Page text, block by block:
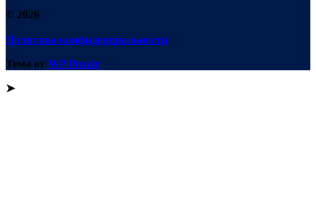
© 2026
Политика конфиденциальности
Тема от WP Puzzle
➤